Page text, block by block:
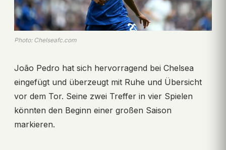
Photo: Chelseafc.com
João Pedro hat sich hervorragend bei Chelsea
eingefügt und überzeugt mit Ruhe und Übersicht
vor dem Tor. Seine zwei Treffer in vier Spielen
könnten den Beginn einer großen Saison
markieren.